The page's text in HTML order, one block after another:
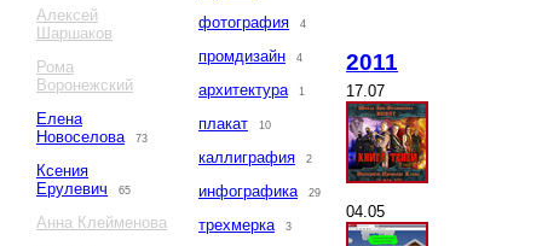
Алексей
Шаршаков
Рома
Воронежский
Елена
Новоселова
73
Ксения
Ерулевич
65
Анна Клейменова
фотография 4
промдизайн 4
архитектура 1
плакат 10
каллиграфия 2
инфографика 29
трехмерка 3
2011
17.07
04.05